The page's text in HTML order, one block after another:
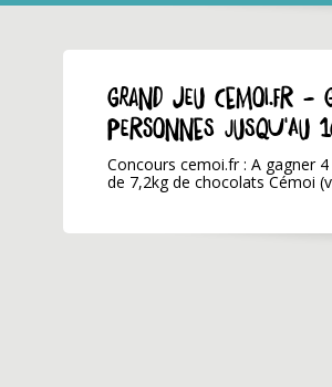
GRAND JEU
personnes jusqu'au
Concours cemoi.fr : A gagner
de 7,2kg de chocolats Cémoi